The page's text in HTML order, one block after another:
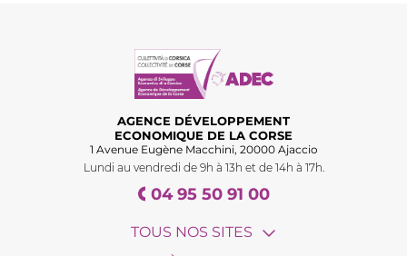
AGENCE DÉVELOPPEMENT
ECONOMIQUE DE LA CORSE
1 Avenue Eugène Macchini, 20000 Ajaccio
Lundi au vendredi de 9h à 13h et de 14h à 17h.
04 95 50 91 00
TOUS NOS SITES